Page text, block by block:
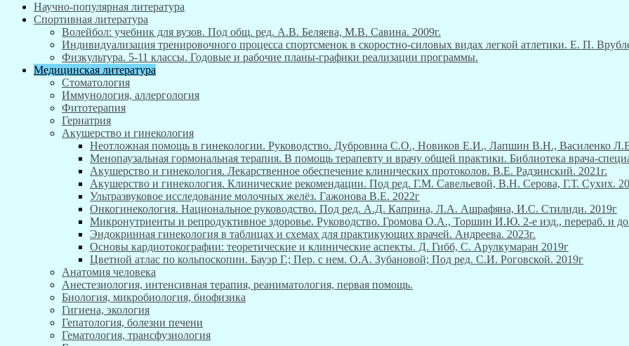
Научно-популярная литература
Спортивная литература
Волейбол: учебник для вузов. Под общ. ред. А.В. Беляева, М.В. Савина. 2009г.
Индивидуализация тренировочного процесса спортсменок в скоростно-силовых видах легкой атлетики. Е. П.
Физкультура. 5-11 классы. Годовые и рабочие планы-графики реализации программы.
Медицинская литература
Стоматология
Иммунология, аллергология
Фитотерапия
Гериатрия
Акушерство и гинекология
Неотложная помощь в гинекологии. Руководство. Дубровина С.О., Новиков Е.И., Лапшин В.Н., Василенко
Менопаузальная гормональная терапия. В помощь терапевту и врачу общей практики. Библиотека врача-
Акушерство и гинекология. Лекарственное обеспечение клинических протоколов. В.Е. Радзинский. 2021г.
Акушерство и гинекология. Клинические рекомендации. Под ред. Г.М. Савельевой, В.Н. Серова, Г.Т. Сухих.
Ультразвуковое исследование молочных желёз. Гажонова В.Е. 2022г
Онкогинекология. Национальное руководство. Под ред. А.Д. Каприна, Л.А. Ашрафяна, И.С. Стилиди. 2019г
Микронутриенты и репродуктивное здоровье. Руководство. Громова О.А., Торшин И.Ю. 2-е изд., перераб. и
Эндокринная гинекология в таблицах и схемах для практикующих врачей. Андреева. 2023г.
Основы кардиотокографии: теоретические и клинические аспекты. Д. Гибб, С. Арулкумаран 2019г
Цветной атлас по кольпоскопии. Бауэр Г.; Пер. с нем. О.А. Зубановой; Под ред. С.И. Роговской. 2019г
Анатомия человека
Анестезиология, интенсивная терапия, реаниматология, первая помощь.
Биология, микробиология, биофизика
Гигиена, экология
Гепатология, болезни печени
Гематология, трансфузиология